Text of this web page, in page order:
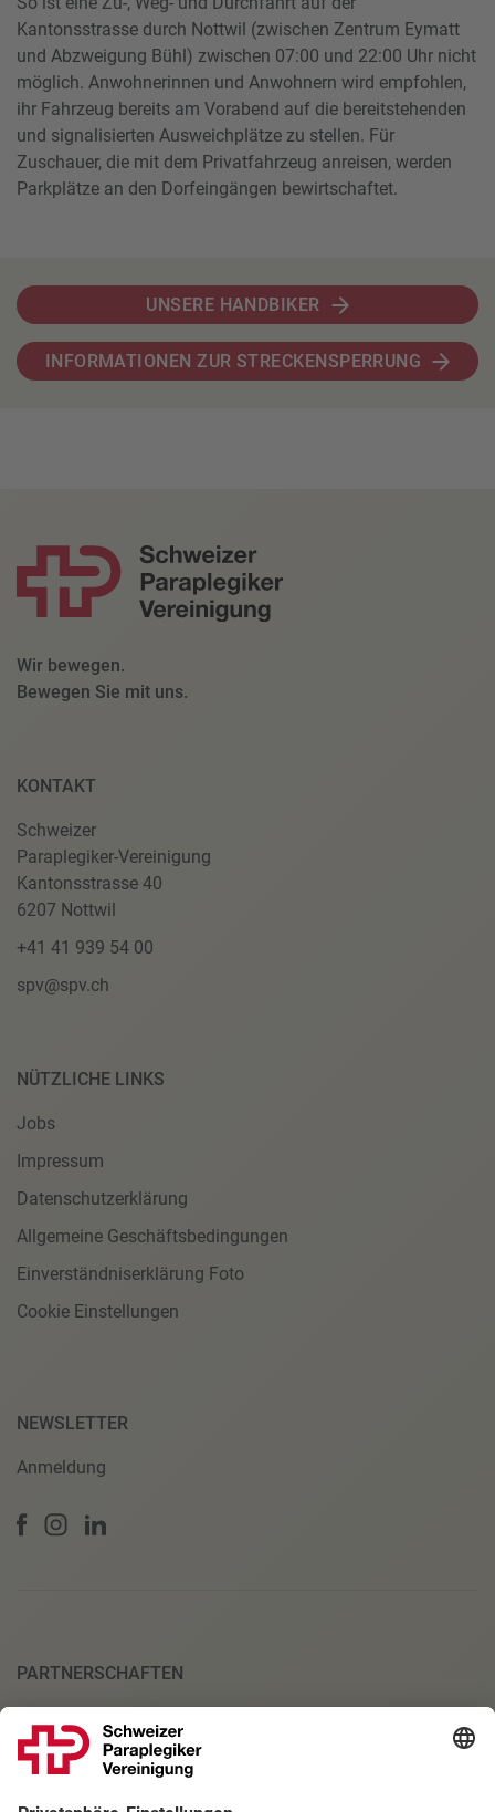
Kantonsstrasse durch Nottwil (zwischen Zentrum Eymatt
und Abzweigung Bühl) zwischen 07:00 und 22:00 Uhr nicht
möglich. Anwohnerinnen und Anwohnern wird empfohlen,
ihr Fahrzeug bereits am Vorabend auf die bereitstehenden
und signalisierten Ausweichplätze zu stellen. Für
Zuschauer, die mit dem Privatfahrzeug anreisen, werden
Parkplätze an den Dorfeingängen bewirtschaftet.
UNSERE HANDBIKER
INFORMATIONEN ZUR STRECKENSPERRUNG
Wir bewegen.
Bewegen Sie mit uns.
KONTAKT
Schweizer
Paraplegiker-Vereinigung
Kantonsstrasse 40
6207 Nottwil
+41 41 939 54 00
spv@spv.ch
NÜTZLICHE LINKS
Jobs
Impressum
Datenschutzerklärung
Allgemeine Geschäftsbedingungen
Einverständniserklärung Foto
Cookie Einstellungen
NEWSLETTER
Anmeldung
PARTNERSCHAFTEN